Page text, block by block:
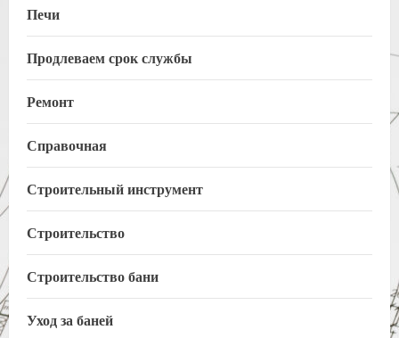
Печи
Продлеваем срок службы
Ремонт
Справочная
Строительный инструмент
Строительство
Строительство бани
Уход за баней